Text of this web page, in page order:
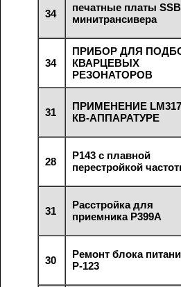
34
печатные платы SSB
минитрансивера
34
ПРИБОР ДЛЯ
КВАРЦЕВЫХ
РЕЗОНАТОРОВ
31
ПРИМЕНЕНИЕ
КВ-АППАРАТУРЕ
28
Р143 с плавной
перестройкой
31
Расстройка для
приемника Р399А
30
Ремонт блока
Р-123